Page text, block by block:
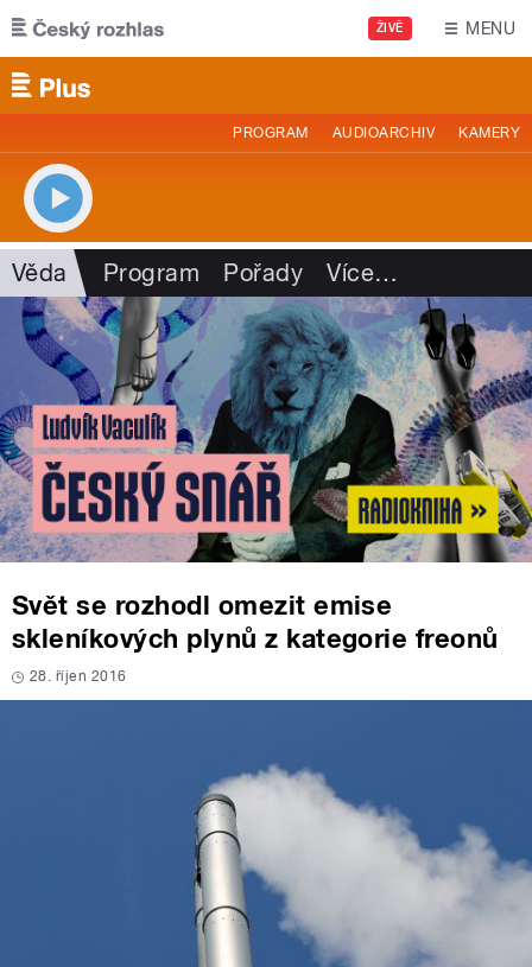
Přejít k hlavnímu obsahu
ŽIVĚ MENU
PROGRAM AUDIOARCHIV KAMERY
Věda Program Pořady Více…
Svět se rozhodl omezit emise
skleníkových plynů z kategorie freonů
28. říjen 2016